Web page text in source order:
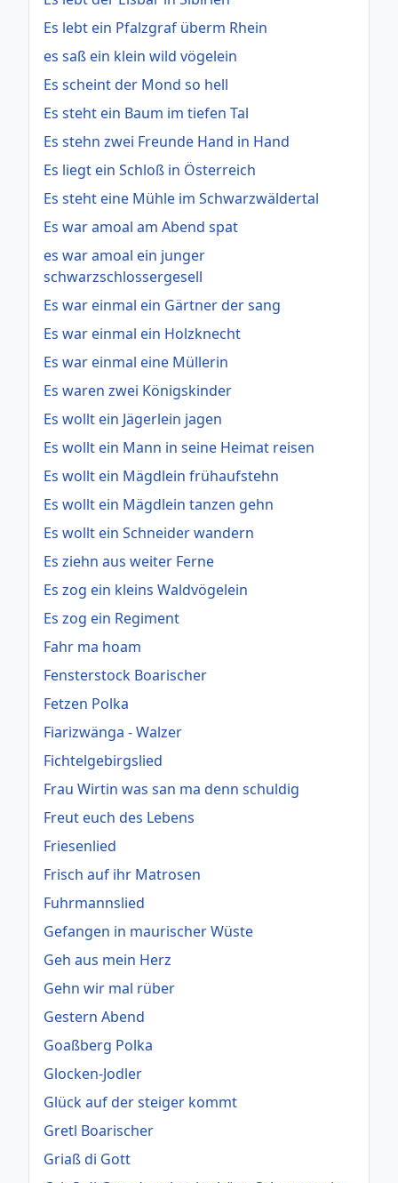
Es lebt ein Pfalzgraf überm Rhein
es saß ein klein wild vögelein
Es scheint der Mond so hell
Es steht ein Baum im tiefen Tal
Es stehn zwei Freunde Hand in Hand
Es liegt ein Schloß in Österreich
Es steht eine Mühle im Schwarzwäldertal
Es war amoal am Abend spat
es war amoal ein junger
schwarzschlossergesell
Es war einmal ein Gärtner der sang
Es war einmal ein Holzknecht
Es war einmal eine Müllerin
Es waren zwei Königskinder
Es wollt ein Jägerlein jagen
Es wollt ein Mann in seine Heimat reisen
Es wollt ein Mägdlein frühaufstehn
Es wollt ein Mägdlein tanzen gehn
Es wollt ein Schneider wandern
Es ziehn aus weiter Ferne
Es zog ein kleins Waldvögelein
Es zog ein Regiment
Fahr ma hoam
Fensterstock Boarischer
Fetzen Polka
Fiarizwänga - Walzer
Fichtelgebirgslied
Frau Wirtin was san ma denn schuldig
Freut euch des Lebens
Friesenlied
Frisch auf ihr Matrosen
Fuhrmannslied
Gefangen in maurischer Wüste
Geh aus mein Herz
Gehn wir mal rüber
Gestern Abend
Goaßberg Polka
Glocken-Jodler
Glück auf der steiger kommt
Gretl Boarischer
Griaß di Gott